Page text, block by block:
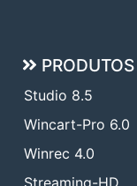
PRODUTOS
Studio 8.5
Wincart-Pro 6.0
Winrec 4.0
Streaming-HD